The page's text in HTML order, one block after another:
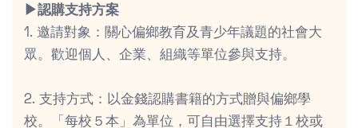
▶︎認購支持方案
1. 邀請對象：關心偏鄉教育及青少年議題的社會大
眾。歡迎個人、企業、組織等單位參與支持。
2. 支持方式：以金錢認購書籍的方式贈與偏鄉學
校。「每校５本」為單位，可自由選擇支持１校或